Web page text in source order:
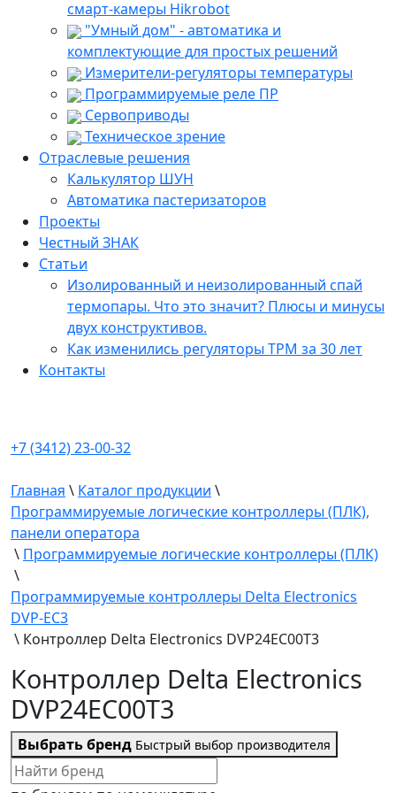
смарт-камеры Hikrobot
"Умный дом" - автоматика и
комплектующие для простых решений
Измерители-регуляторы температуры
Программируемые реле ПР
Сервоприводы
Техническое зрение
Отраслевые решения
Калькулятор ШУН
Автоматика пастеризаторов
Проекты
Честный ЗНАК
Статьи
Изолированный и неизолированный спай
термопары. Что это значит? Плюсы и минусы
двух конструктивов.
Как изменились регуляторы ТРМ за 30 лет
Контакты
+7 (3412) 23-00-32
Главная \ Каталог продукции \
Программируемые логические контроллеры (ПЛК),
панели оператора
\ Программируемые логические контроллеры (ПЛК)
\
Программируемые контроллеры Delta Electronics
DVP-EC3
\ Контроллер Delta Electronics DVP24EC00T3
Контроллер Delta Electronics
DVP24EC00T3
Выбрать бренд Быстрый выбор производителя